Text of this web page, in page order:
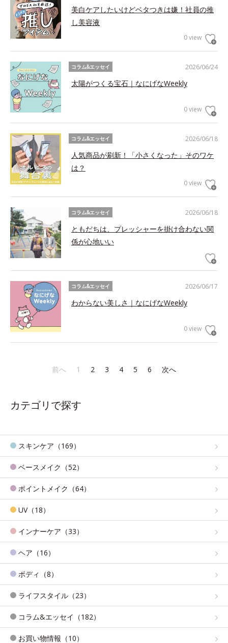
美白ケアしたいけどベタつきは嫌！社員の推
し美容液
0 view
2026/06/24
コラム&エッセイ
太陽がつくる宝石｜なにげなWeekly
0 view
2026/06/18
コラム&エッセイ
人気商品が刷新！「小さくなった」そのワケ
は？
0 view
2026/06/18
コラム&エッセイ
ともだちは、プレッシャーを掛け合わない関
係が心地いい
2026/06/17
コラム&エッセイ
わからない美しさ｜なにげなWeekly
0 view
前へ 1 2 3 4 5 6 次へ
カテゴリで探す
スキンケア（169）
ベースメイク（52）
ポイントメイク（64）
UV（18）
インナーケア（33）
ヘア（16）
ボディ（8）
ライフスタイル（23）
コラム&エッセイ（182）
お買い物情報（10）